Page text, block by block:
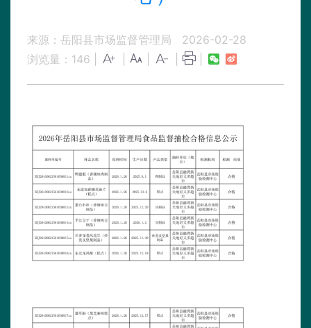
来源：岳阳县市场监督管理局
2026-02-28
浏览量： 146